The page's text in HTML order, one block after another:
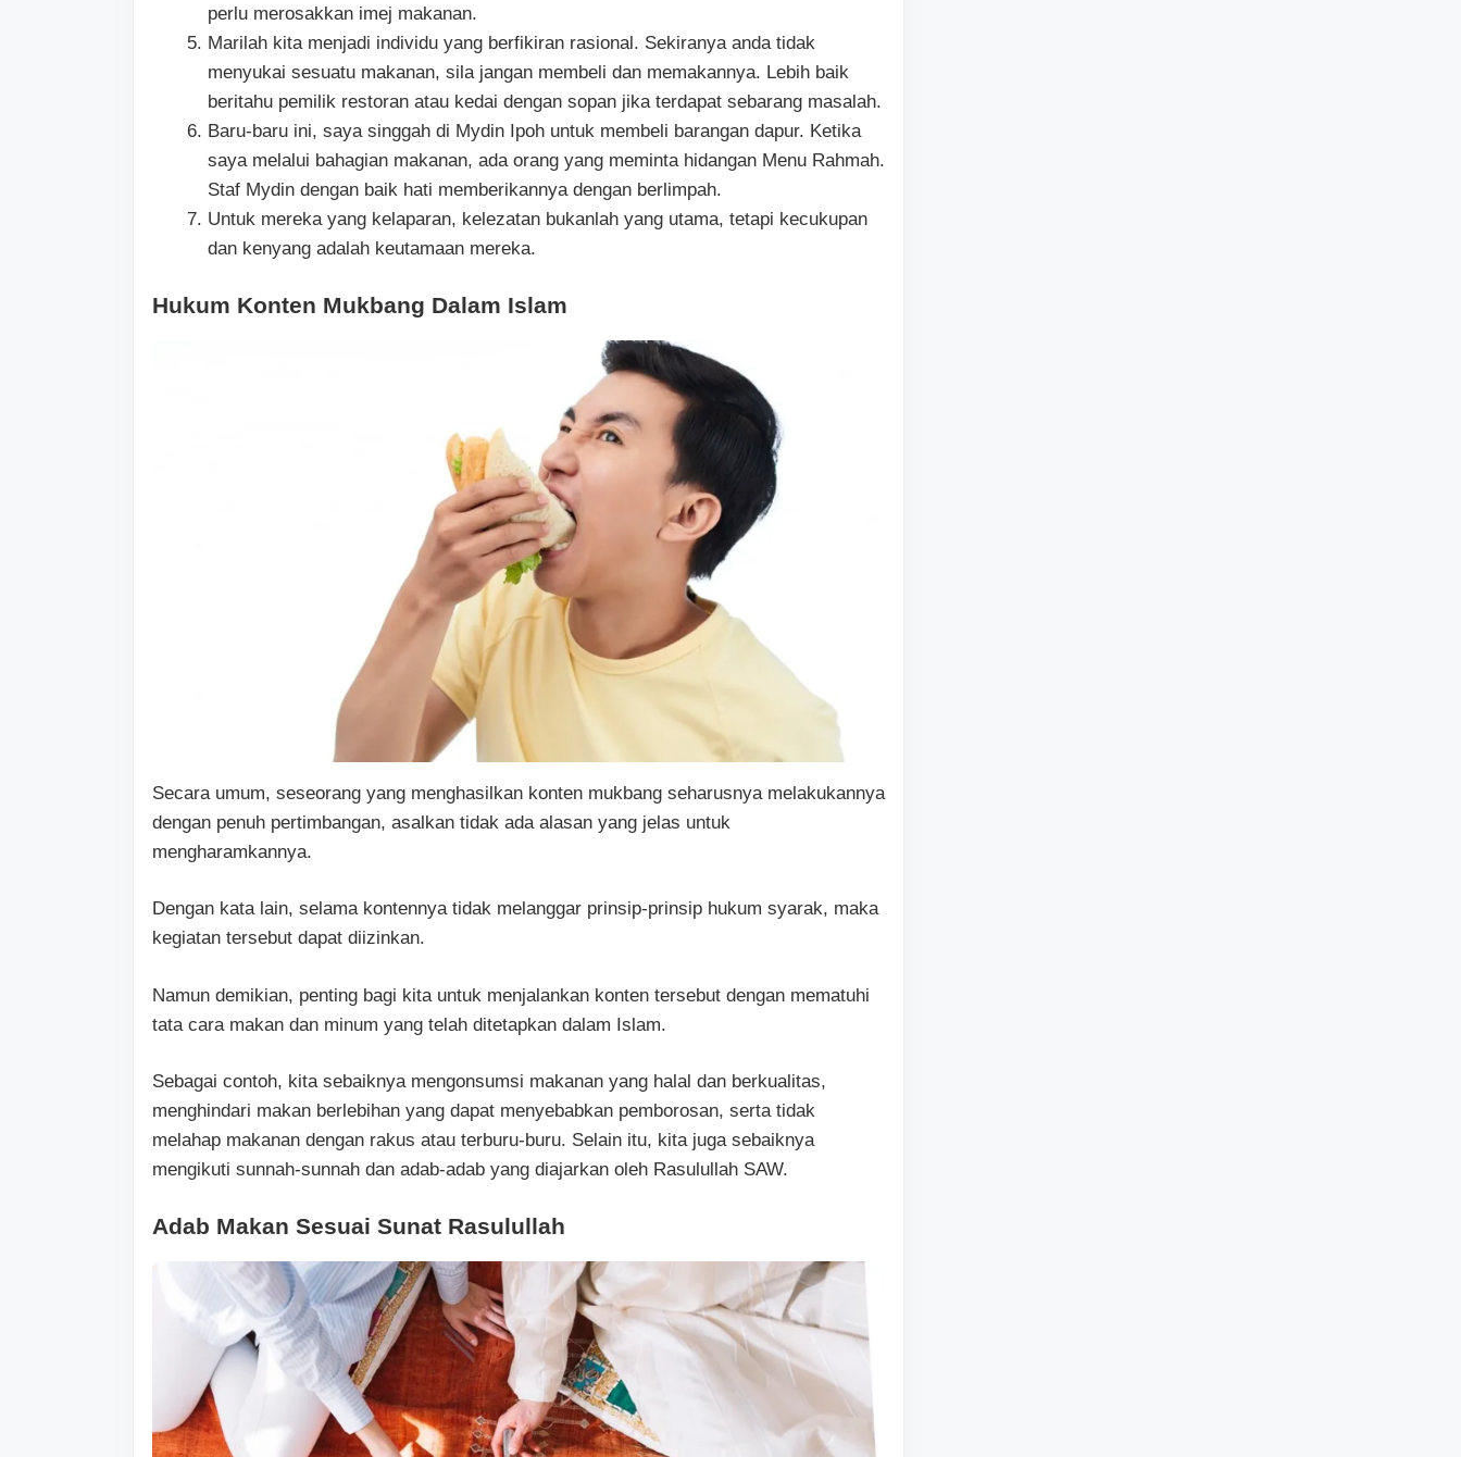
perlu merosakkan imej makanan.
Marilah kita menjadi individu yang berfikiran rasional. Sekiranya anda tidak
menyukai sesuatu makanan, sila jangan membeli dan memakannya. Lebih baik
beritahu pemilik restoran atau kedai dengan sopan jika terdapat sebarang masalah.
Baru-baru ini, saya singgah di Mydin Ipoh untuk membeli barangan dapur. Ketika
saya melalui bahagian makanan, ada orang yang meminta hidangan Menu Rahmah.
Staf Mydin dengan baik hati memberikannya dengan berlimpah.
Untuk mereka yang kelaparan, kelezatan bukanlah yang utama, tetapi kecukupan
dan kenyang adalah keutamaan mereka.
Hukum Konten Mukbang Dalam Islam
Secara umum, seseorang yang menghasilkan konten mukbang seharusnya melakukannya
dengan penuh pertimbangan, asalkan tidak ada alasan yang jelas untuk
mengharamkannya.
Dengan kata lain, selama kontennya tidak melanggar prinsip-prinsip hukum syarak, maka
kegiatan tersebut dapat diizinkan.
Namun demikian, penting bagi kita untuk menjalankan konten tersebut dengan mematuhi
tata cara makan dan minum yang telah ditetapkan dalam Islam.
Sebagai contoh, kita sebaiknya mengonsumsi makanan yang halal dan berkualitas,
menghindari makan berlebihan yang dapat menyebabkan pemborosan, serta tidak
melahap makanan dengan rakus atau terburu-buru. Selain itu, kita juga sebaiknya
mengikuti sunnah-sunnah dan adab-adab yang diajarkan oleh Rasulullah SAW.
Adab Makan Sesuai Sunat Rasulullah